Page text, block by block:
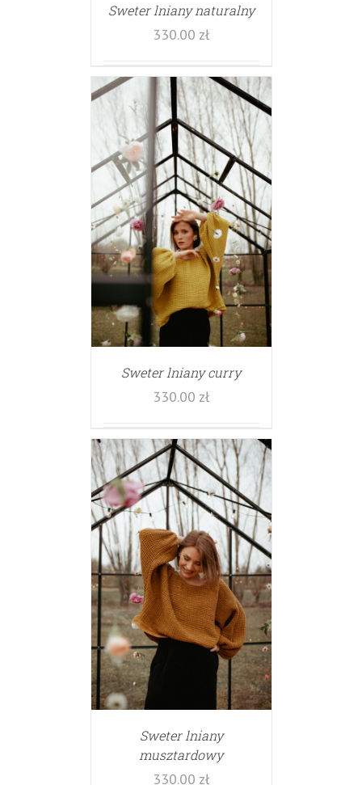
Sweter lniany naturalny
330.00 zł
Sweter lniany curry
330.00 zł
Sweter lniany
musztardowy
330.00 zł